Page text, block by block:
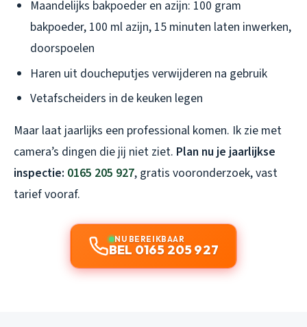
Maandelijks bakpoeder en azijn: 100 gram
bakpoeder, 100 ml azijn, 15 minuten laten inwerken,
doorspoelen
Haren uit doucheputjes verwijderen na gebruik
Vetafscheiders in de keuken legen
Maar laat jaarlijks een professional komen. Ik zie met
camera’s dingen die jij niet ziet. Plan nu je jaarlijkse
inspectie: 0165 205 927, gratis vooronderzoek, vast
tarief vooraf.
NU BEREIKBAAR
BEL 0165 205 927